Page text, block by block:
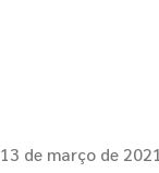
13 de março de 2021